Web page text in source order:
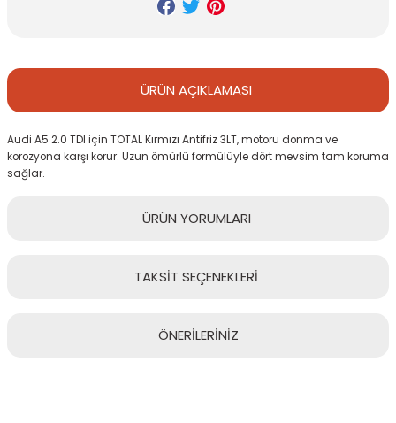
ÜRÜN AÇIKLAMASI
Audi A5 2.0 TDI için TOTAL Kırmızı Antifriz 3LT, motoru donma ve
korozyona karşı korur. Uzun ömürlü formülüyle dört mevsim tam koruma
sağlar.
ÜRÜN YORUMLARI
TAKSİT SEÇENEKLERİ
ÖNERİLERİNİZ